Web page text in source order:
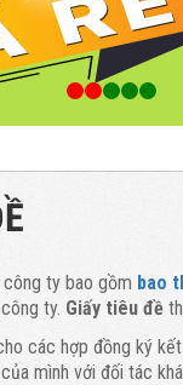
ty bao gồm bao
ty. Giấy tiêu đề
các hợp đồng ký
mình với đối tác